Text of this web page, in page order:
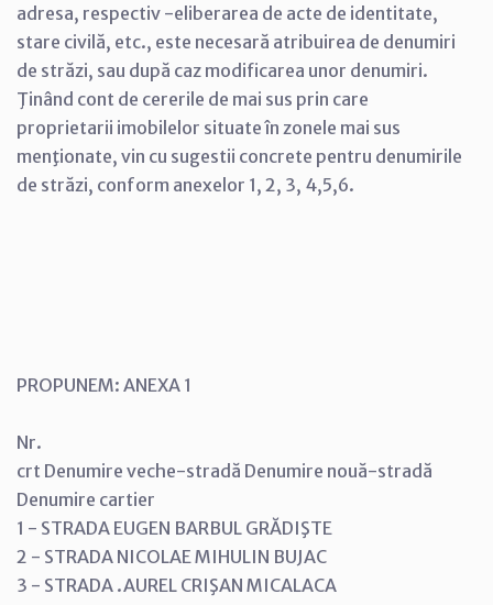
adresa, respectiv -eliberarea de acte de identitate,
stare civilă, etc., este necesară atribuirea de denumiri
de străzi, sau după caz modificarea unor denumiri.
Ţinând cont de cererile de mai sus prin care
proprietarii imobilelor situate în zonele mai sus
menţionate, vin cu sugestii concrete pentru denumirile
de străzi, conform anexelor 1, 2, 3, 4,5,6.
PROPUNEM: ANEXA 1
Nr.
crt Denumire veche-stradă Denumire nouă-stradă
Denumire cartier
1 - STRADA EUGEN BARBUL GRĂDIŞTE
2 - STRADA NICOLAE MIHULIN BUJAC
3 - STRADA .AUREL CRIŞAN MICALACA